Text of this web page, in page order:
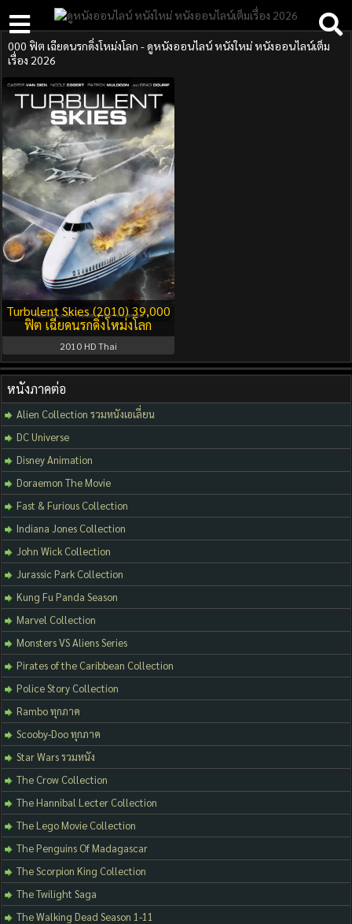
000 ฟิต เฉียดนรกดิ่งโหม่งโลก - ดูหนังออนไลน์ หนังใหม่ หนังออนไลน์เต็ม
เรื่อง 2026
Turbulent Skies (2010) 39,000
ฟิต เฉียดนรกดิ่งโหม่งโลก
2010HD Thai
หนังภาคต่อ
Alien Collection รวมหนังเอเลี่ยน
DC Universe
Disney Animation
Doraemon The Movie
Fast & Furious Collection
Indiana Jones Collection
John Wick Collection
Jurassic Park Collection
Kung Fu Panda Season
Marvel Collection
Monsters VS Aliens Series
Pirates of the Caribbean Collection
Police Story Collection
Rambo ทุกภาค
Scooby-Doo ทุกภาค
Star Wars รวมหนัง
The Crow Collection
The Hannibal Lecter Collection
The Lego Movie Collection
The Penguins Of Madagascar
The Scorpion King Collection
The Twilight Saga
The Walking Dead Season 1-11